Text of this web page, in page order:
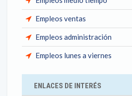
Empleos ventas
Empleos administración
Empleos lunes a viernes
ENLACES DE INTERÉS